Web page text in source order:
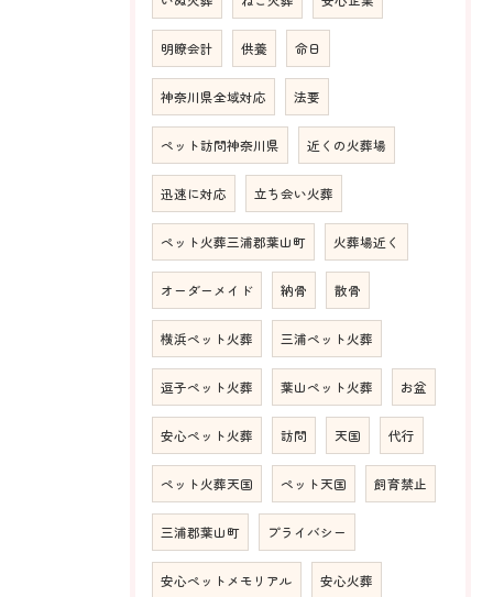
明瞭会計 供養 命日
神奈川県全域対応 法要
ペット訪問神奈川県 近くの火葬場
迅速に対応 立ち会い火葬
ペット火葬三浦郡葉山町 火葬場近く
オーダーメイド 納骨 散骨
横浜ペット火葬 三浦ペット火葬
逗子ペット火葬 葉山ペット火葬 お盆
安心ペット火葬 訪問 天国 代行
ペット火葬天国 ペット天国 飼育禁止
三浦郡葉山町 プライバシー
安心ペットメモリアル 安心火葬